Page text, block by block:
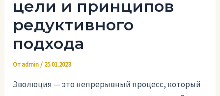
цели и принципов
редуктивного
подхода
Отadmin/ 25.01.2023
Эволюция — это непрерывный процесс, который